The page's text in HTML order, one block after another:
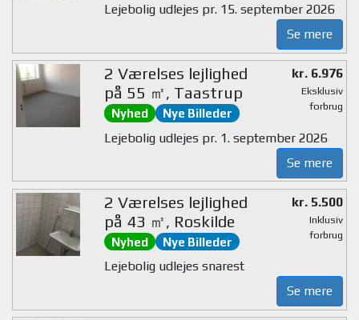
Lejebolig udlejes pr. 15. september 2026
Se mere
2 Værelses lejlighed
på 55 ㎡, Taastrup
Nyhed Nye Billeder
kr. 6.976
Eksklusiv
forbrug
Lejebolig udlejes pr. 1. september 2026
Se mere
2 Værelses lejlighed
på 43 ㎡, Roskilde
Nyhed Nye Billeder
kr. 5.500
Inklusiv
forbrug
Lejebolig udlejes snarest
Se mere